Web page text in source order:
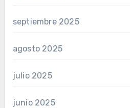
septiembre 2025
agosto 2025
julio 2025
junio 2025